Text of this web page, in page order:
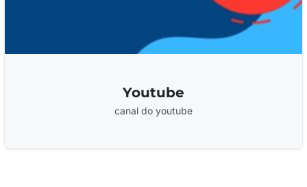
Youtube
canal do youtube